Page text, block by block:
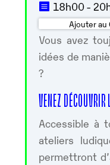
18h00 -
Ajouter au
Vous avez
idées de
?
VENEZ
Accessible à
ateliers
permettront